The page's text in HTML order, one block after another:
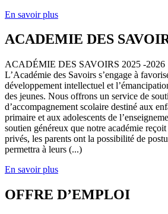
En savoir plus
ACADEMIE DES
ACADÉMIE DES SAVOIRS 2025 -2026
L’Académie des Savoirs s’engage à
développement intellectuel et
des jeunes. Nous offrons un service de
d’accompagnement scolaire destiné aux
primaire et aux adolescents de
soutien généreux que notre académie
privés, les parents ont la possibilité de
permettra à leurs (...)
En savoir plus
OFFRE D’EMPLOI